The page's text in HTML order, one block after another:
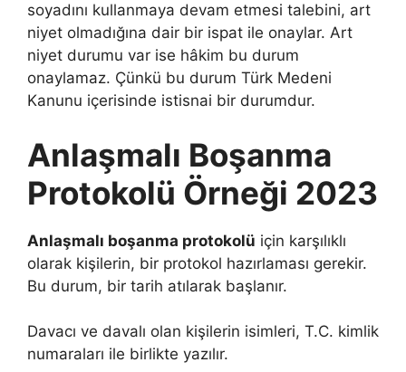
soyadını kullanmaya devam etmesi talebini, art
niyet olmadığına dair bir ispat ile onaylar. Art
niyet durumu var ise hâkim bu durum
onaylamaz. Çünkü bu durum Türk Medeni
Kanunu içerisinde istisnai bir durumdur.
Anlaşmalı Boşanma
Protokolü Örneği 2023
Anlaşmalı boşanma protokolü için karşılıklı
olarak kişilerin, bir protokol hazırlaması gerekir.
Bu durum, bir tarih atılarak başlanır.
Davacı ve davalı olan kişilerin isimleri, T.C. kimlik
numaraları ile birlikte yazılır.